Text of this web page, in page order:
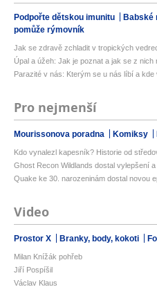
Podpořte dětskou imunitu Babské
pomůže rýmovník
Jak se zdravě zchladit v tropických
Úpal a úžeh: Jak je poznat a jak se z nich
Parazité v nás: Kterým se u nás líbí a kde
Pro nejmenší
Mourissonova poradna Komiksy
Kdo vynalezl kapesník? Historie od
Ghost Recon Wildlands dostal vylepšení a
Quake ke 30. narozeninám dostal novou
Video
Prostor X Branky, body, kokoti
Milan Knížák pohřeb
Jiří Pospíšil
Václav Klaus